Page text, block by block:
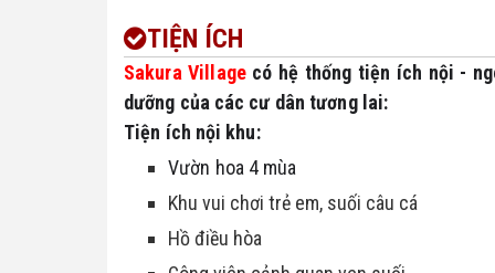
TIỆN ÍCH
Sakura Village có hệ thống tiện ích nội -
dưỡng của các cư dân tương lai:
Tiện ích nội khu:
Vườn hoa 4 mùa
Khu vui chơi trẻ em, suối câu cá
Hồ điều hòa